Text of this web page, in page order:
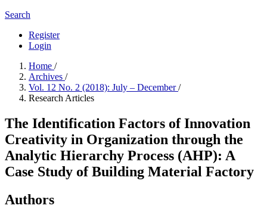
Search
Register
Login
Home /
Archives /
Vol. 12 No. 2 (2018): July – December/
Research Articles
The Identification Factors of Innovation
Creativity in Organization through the
Analytic Hierarchy Process (AHP): A
Case Study of Building Material Factory
Authors